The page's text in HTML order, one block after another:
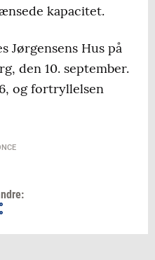
kapacitet.
Jørgensens Hus på
den 10. september.
og fortryllelsen